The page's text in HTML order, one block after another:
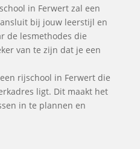
in Ferwert zal een
bij jouw leerstijl en
de lesmethodes die
van te zijn dat je een
rijschool in Ferwert die
ligt. Dit maakt het
in te plannen en